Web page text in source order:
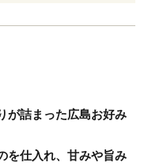
が詰まった広島お好み
を仕入れ、甘みや旨み